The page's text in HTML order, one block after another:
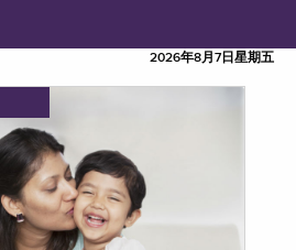
2026年8月7日星期五